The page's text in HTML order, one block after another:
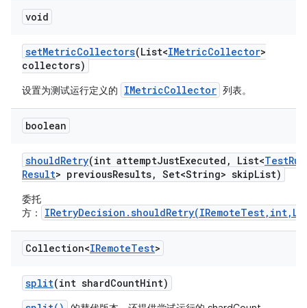
void
setMetricCollectors(List<IMetricCollector>
collectors)
设置为测试运行定义的 IMetricCollector 列表。
boolean
shouldRetry(int attemptJustExecuted , List<TestRun
Result> previousResults, Set<String> skipList)
委托
方：
Collection<IRemoteTest>
split(int shardCountHint)